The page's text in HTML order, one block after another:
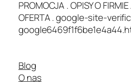
PROMOCJA . OPISY O FIRMIE
OFERTA . google-site-
Blog
O nas